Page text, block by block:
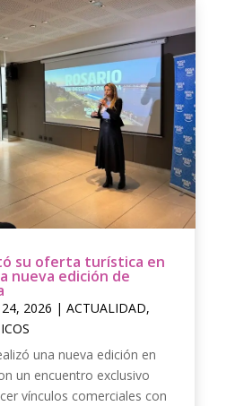
su oferta turística en
nueva edición de
2026 | ACTUALIDAD,
una nueva edición en
un encuentro exclusivo
vínculos comerciales con